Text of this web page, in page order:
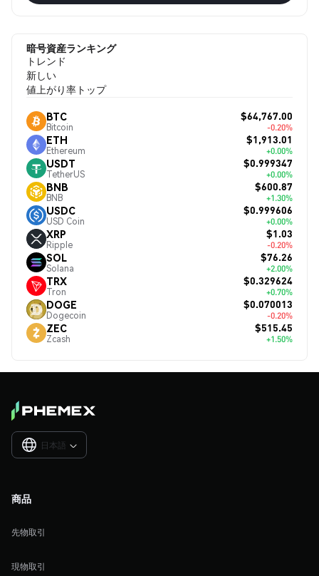
暗号資産ランキング
トレンド
新しい
値上がり率トップ
BTC
Bitcoin
$64,767.00
-0.20%
ETH
Ethereum
$1,913.01
+0.00%
USDT
TetherUS
$0.999347
+0.00%
BNB
BNB
$600.87
+1.30%
USDC
USD Coin
$0.999606
+0.00%
XRP
Ripple
$1.03
-0.20%
SOL
Solana
$76.26
+2.00%
TRX
Tron
$0.329624
+0.70%
DOGE
Dogecoin
$0.070013
-0.20%
ZEC
Zcash
$515.45
+1.50%
日本語 
商品
先物取引
現物取引